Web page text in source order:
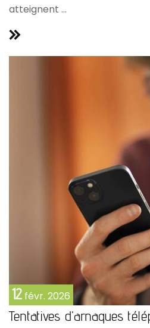
atteignent ...
12 févr. 2026
Tentatives d'arnaques